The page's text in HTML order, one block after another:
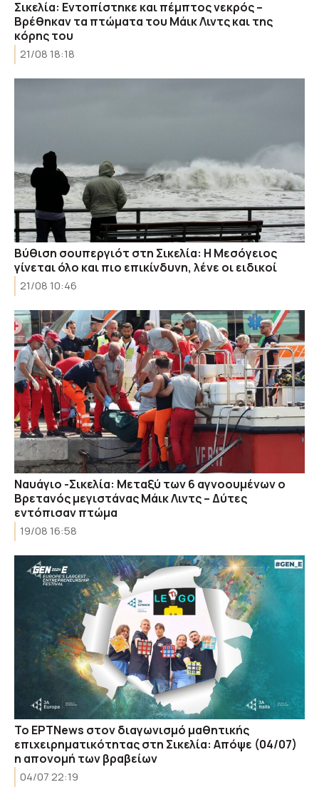
Σικελία: Εντοπίστηκε και πέμπτος νεκρός –
Βρέθηκαν τα πτώματα του Μάικ Λιντς και της
κόρης του
21/08 18:18
Βύθιση σουπεργιότ στη Σικελία: Η Μεσόγειος
γίνεται όλο και πιο επικίνδυνη, λένε οι ειδικοί
21/08 10:46
Ναυάγιο -Σικελία: Μεταξύ των 6 αγνοουμένων ο
Βρετανός μεγιστάνας Μάικ Λιντς – Δύτες
εντόπισαν πτώμα
19/08 16:58
Το ΕΡΤNews στον διαγωνισμό μαθητικής
επιχειρηματικότητας στη Σικελία: Απόψε (04/07)
η απονομή των βραβείων
04/07 22:19